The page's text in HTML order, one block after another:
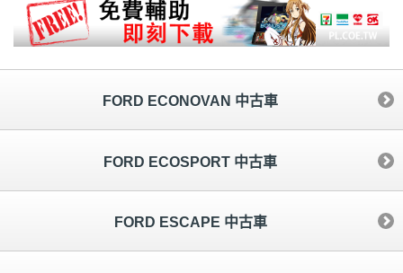
FORD ECONOVAN 中古車
FORD ECOSPORT 中古車
FORD ESCAPE 中古車